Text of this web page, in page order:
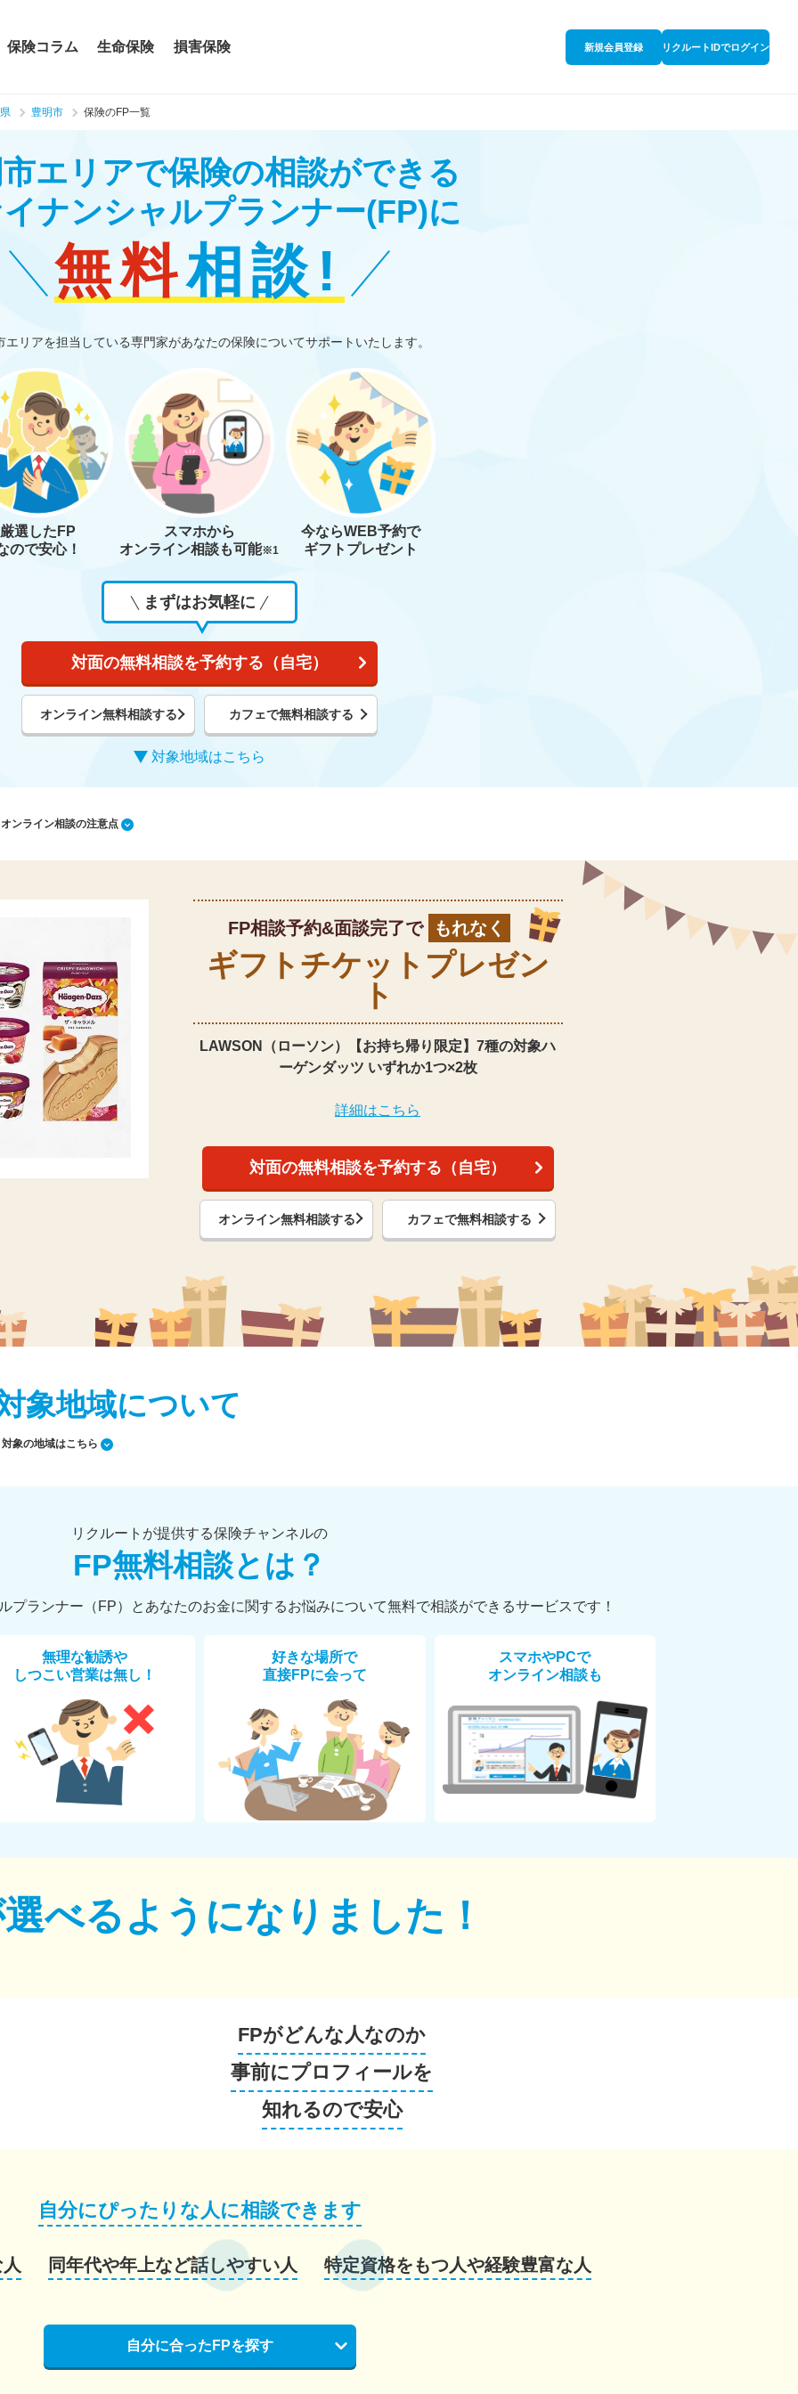
保険コラム 生命保険 損害保険 新規会員登録 リクルートIDでログイン
豊明市 保険のFP一覧
エリアで保険の相談ができる
ナンシャルプランナー(FP)に
無料相談!
エリアを担当している専門家があなたの保険についてサポートいたします。
厳選したFP
ので安心！
スマホから
オンライン相談も可能※1
今ならWEB予約で
ギフトプレゼント
まずはお気軽に
対面の無料相談を予約する（自宅）
オンライン無料相談する カフェで無料相談する
対象地域はこちら
ンライン相談の注意点
FP相談予約&面談完了で もれなく
ギフトチケット プレゼン
ト
LAWSON（ローソン）【お持ち帰り限定】 7種の対象ハ
ーゲンダッツ いずれか1つ×2枚
詳細はこちら
対面の無料相談を予約する（自宅）
オンライン無料相談する カフェで無料相談する
象地域について
対象の地域はこちら
リクルートが提供する保険チャンネルの
FP無料相談とは？
プランナー（FP）とあなたのお金に関するお悩みについて無料で相談ができるサービスです！
無理な勧誘や
しつこい営業は無し！
好きな場所で
直接FPに会って
スマホやPCで
オンライン相談も
べるようになりました！
FPがどんな人なのか
事前にプロフィールを
知れるので安心
自分にぴったりな人に相談できます
同年代や年上など話しやすい人 特定資格をもつ人や経験豊富な人
自分に合ったFPを探す